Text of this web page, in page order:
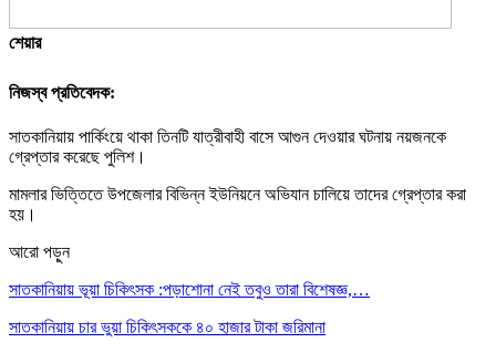
শেয়ার
নিজস্ব প্রতিবেদক:
সাতকানিয়ায় পার্কিংয়ে থাকা তিনটি যাত্রীবাহী বাসে আগুন দেওয়ার ঘটনায় নয়জনকে
গ্রেপ্তার করেছে পুলিশ।
মামলার ভিত্তিতে উপজেলার বিভিন্ন ইউনিয়নে অভিযান চালিয়ে তাদের গ্রেপ্তার করা
হয়।
আরো পড়ুন
সাতকানিয়ায় ভূয়া চিকিৎসক :পড়াশোনা নেই তবুও তারা বিশেষজ্ঞ,…
সাতকানিয়ায় চার ভুয়া চিকিৎসককে ৪০ হাজার টাকা জরিমানা